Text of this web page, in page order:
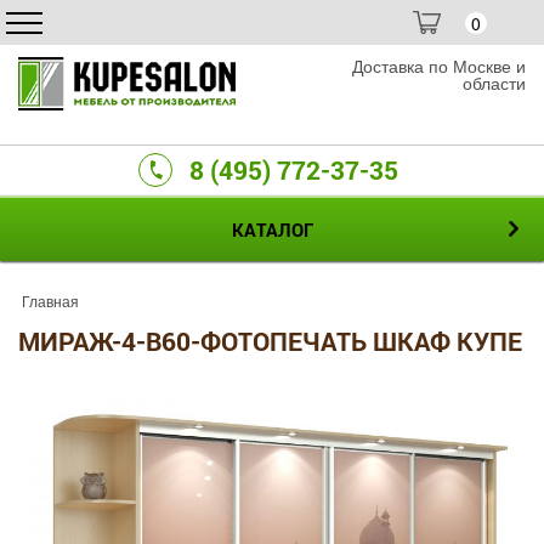
0
Доставка по Москве и
области
8 (495) 772-37-35
КАТАЛОГ
Главная
МИРАЖ-4-B60-ФОТОПЕЧАТЬ ШКАФ КУПЕ